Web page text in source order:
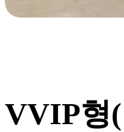
VVIP형